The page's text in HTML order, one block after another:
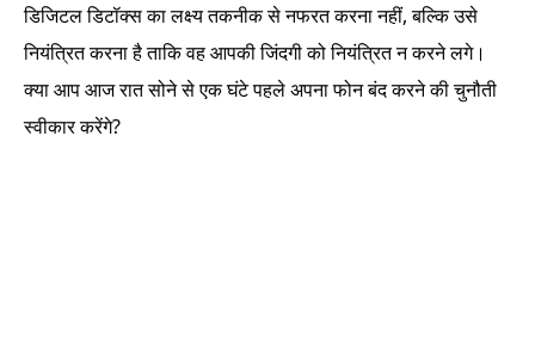
डिजिटल डिटॉक्स का लक्ष्य तकनीक से नफरत करना नहीं, बल्कि उसे
नियंत्रित करना है ताकि वह आपकी जिंदगी को नियंत्रित न करने लगे।
क्या आप आज रात सोने से एक घंटे पहले अपना फोन बंद करने की चुनौती
स्वीकार करेंगे?